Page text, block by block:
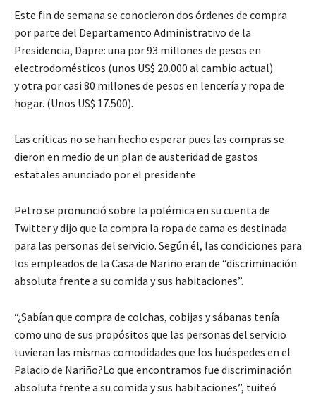
Este fin de semana se conocieron dos órdenes de compra
por parte del Departamento Administrativo de la
Presidencia, Dapre: una por 93 millones de pesos en
electrodomésticos (unos US$ 20.000 al cambio actual)
y otra por casi 80 millones de pesos en lencería y ropa de
hogar. (Unos US$ 17.500).
Las críticas no se han hecho esperar pues las compras se
dieron en medio de un plan de austeridad de gastos
estatales anunciado por el presidente.
Petro se pronunció sobre la polémica en su cuenta de
Twitter y dijo que la compra la ropa de cama es destinada
para las personas del servicio. Según él, las condiciones para
los empleados de la Casa de Nariño eran de “discriminación
absoluta frente a su comida y sus habitaciones”.
“¿Sabían que compra de colchas, cobijas y sábanas tenía
como uno de sus propósitos que las personas del servicio
tuvieran las mismas comodidades que los huéspedes en el
Palacio de Nariño?Lo que encontramos fue discriminación
absoluta frente a su comida y sus habitaciones”, tuiteó